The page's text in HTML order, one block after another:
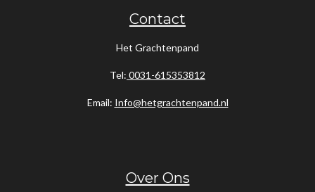
Contact
Het Grachtenpand
Tel: 0031-615353812
Email: Info@hetgrachtenpand.nl
Over Ons